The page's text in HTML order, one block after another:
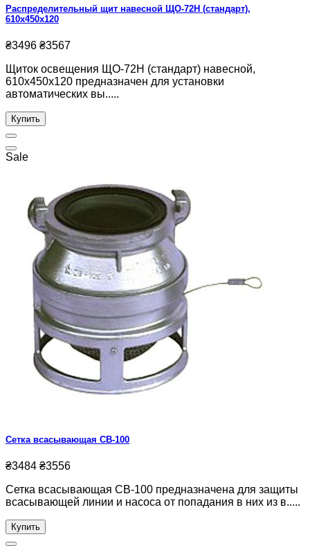
Распределительный щит навесной ЩО-72Н (стандарт),
610x450x120
₴3496 ₴3567
Щиток освещения ЩО-72Н (стандарт) навесной,
610x450x120 предназначен для установки
автоматических вы.....
Купить
Sale
Сетка всасывающая СВ-100
₴3484 ₴3556
Сетка всасывающая СВ-100 предназначена для защиты
всасывающей линии и насоса от попадания в них из в.....
Купить